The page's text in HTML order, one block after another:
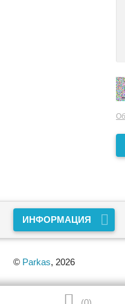
ИНФОРМАЦИЯ
© Parkas, 2026